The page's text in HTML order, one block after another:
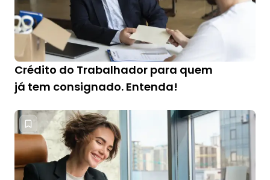
Crédito do Trabalhador para quem
já tem consignado. Entenda!